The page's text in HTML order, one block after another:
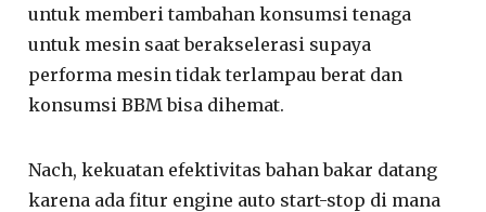
untuk memberi tambahan konsumsi tenaga
untuk mesin saat berakselerasi supaya
performa mesin tidak terlampau berat dan
konsumsi BBM bisa dihemat.
Nach, kekuatan efektivitas bahan bakar datang
karena ada fitur engine auto start-stop di mana